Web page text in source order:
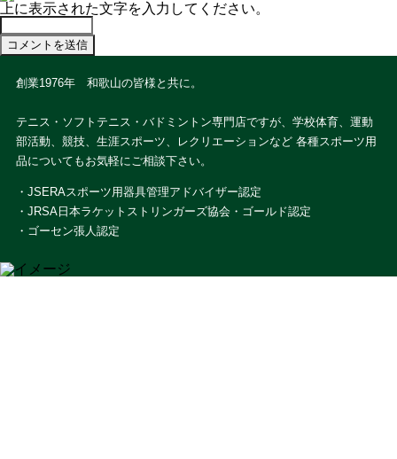
上に表示された文字を入力してください。
創業1976年 和歌山の皆様と共に。
テニス・ソフトテニス・バドミントン専門店ですが、学校体育、運動
部活動、競技、生涯スポーツ、レクリエーションなど 各種スポーツ用
品についてもお気軽にご相談下さい。
・JSERAスポーツ用器具管理アドバイザー認定
・JRSA日本ラケットストリンガーズ協会・ゴールド認定
・ゴーセン張人認定